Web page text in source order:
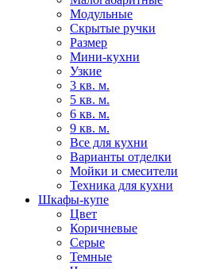
Модульные
Скрытые ручки
Размер
Мини-кухни
Узкие
3 кв. м.
5 кв. м.
6 кв. м.
9 кв. м.
Все для кухни
Варианты отделки
Мойки и смесители
Техника для кухни
Шкафы-купе
Цвет
Коричневые
Серые
Темные